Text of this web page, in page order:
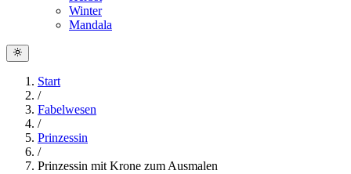
Winter
Mandala
Start
/
Fabelwesen
/
Prinzessin
/
Prinzessin mit Krone zum Ausmalen